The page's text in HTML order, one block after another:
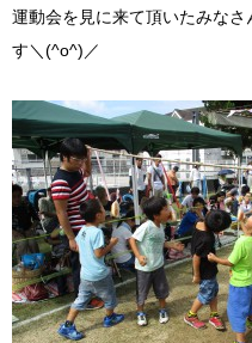
運動会を見に来て頂いたみな
す＼(^o^)／